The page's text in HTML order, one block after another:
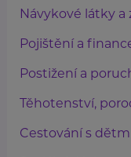
Návykové látky a
Pojištění a
Postižení a
Těhotenství,
Cestování s